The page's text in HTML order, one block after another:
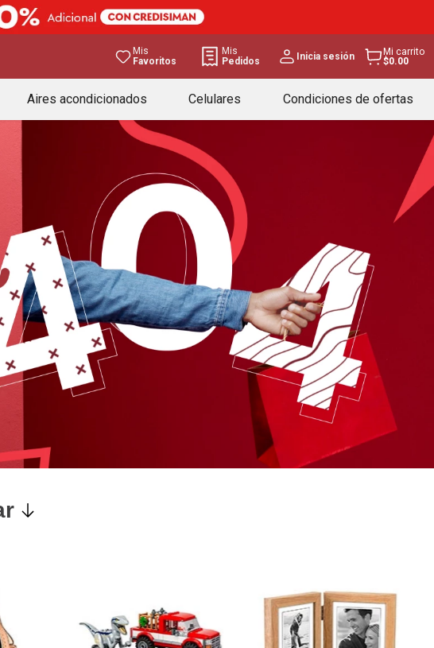
Mis
Favoritos
Mis
Pedidos
Inicia sesión
Mi carrito
$0.00
Aires acondicionados Celulares Condiciones de ofertas